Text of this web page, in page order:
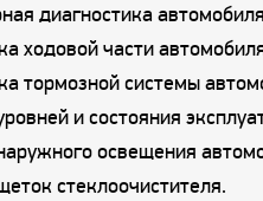
диагностика
ходовой части
тормозной системы
и состояния
освещения
стеклоочистителя.